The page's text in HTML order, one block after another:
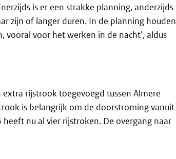
is er een strakke planning, anderzijds
zijn of langer duren. In de planning houden
voor het werken in de nacht’, aldus
rijstrook toegevoegd tussen Almere
is belangrijk om de doorstroming vanuit
nu al vier rijstroken. De overgang naar